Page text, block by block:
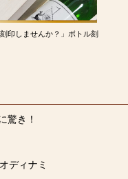
印しませんか？」ボトル刻
驚き！
ディナミ